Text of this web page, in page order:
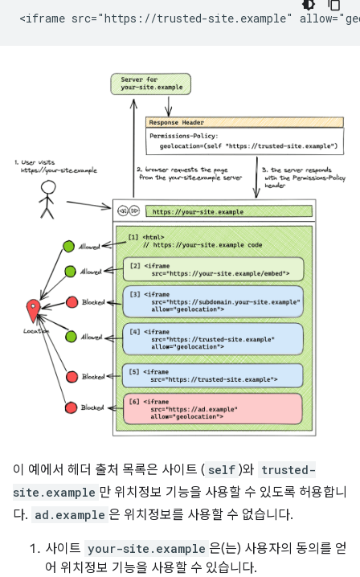
이 예에서 헤더 출처 목록은 사이트 ( self )와 trusted-
site.example 만 위치정보 기능을 사용할 수 있도록 허용합니
다. ad.example 은 위치정보를 사용할 수 없습니다.
사이트 your-site.example 은(는) 사용자의 동의를 얻
어 위치정보 기능을 사용할 수 있습니다.